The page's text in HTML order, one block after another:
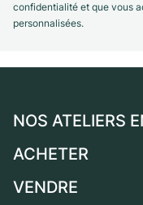
confidentialité et que vous
personnalisées.
NOS ATELIERS
Allemagne
ACHETER
Toutes les montres de
VENDRE